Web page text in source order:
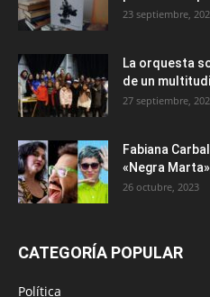
23 septiembre,
La orquesta
de un
27 septiembre,
Fabiana
«Negra
26 octubre, 2023
CATEGORÍA POPULAR
Política